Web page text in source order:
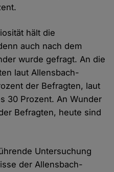
hält die
auch nach dem
wurde gefragt. An die
laut Allensbach-
der Befragten, laut
30 Prozent. An Wunder
Befragten, heute sind
Untersuchung
der Allensbach-